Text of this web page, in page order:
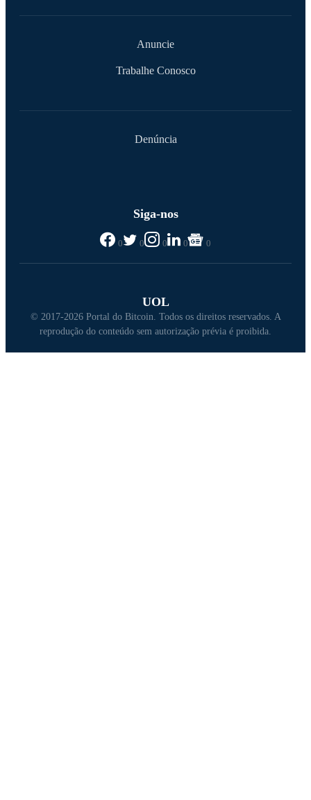
Anuncie
Trabalhe Conosco
Denúncia
Siga-nos
0 0 0 0 0
UOL
© 2017-2026 Portal do Bitcoin. Todos os direitos reservados. A
reprodução do conteúdo sem autorização prévia é proibida.